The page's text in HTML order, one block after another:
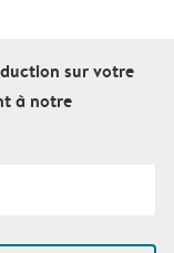
sur votre
à notre